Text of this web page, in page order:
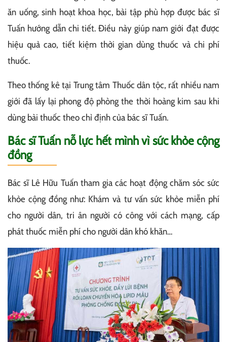
ăn uống, sinh hoạt khoa học, bài tập phù hợp được bác sĩ
Tuấn hướng dẫn chi tiết. Điều này giúp nam giới đạt được
hiệu quả cao, tiết kiệm thời gian dùng thuốc và chi phí
thuốc.
Theo thống kê tại Trung tâm Thuốc dân tộc, rất nhiều nam
giới đã lấy lại phong độ phòng the thời hoàng kim sau khi
dùng bài thuốc theo chỉ định của bác sĩ Tuấn.
Bác sĩ Tuấn nỗ lực hết mình vì sức khỏe cộng
đồng
Bác sĩ Lê Hữu Tuấn tham gia các hoạt động chăm sóc sức
khỏe cộng đồng như: Khám và tư vấn sức khỏe miễn phí
cho người dân, tri ân người có công với cách mạng, cấp
phát thuốc miễn phí cho người dân khó khăn…